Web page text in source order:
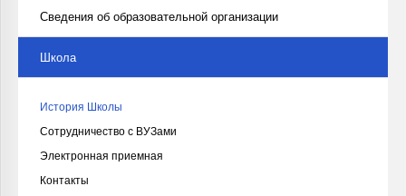
Сведения об образовательной организации
Школа
История Школы
Сотрудничество с ВУЗами
Электронная приемная
Контакты